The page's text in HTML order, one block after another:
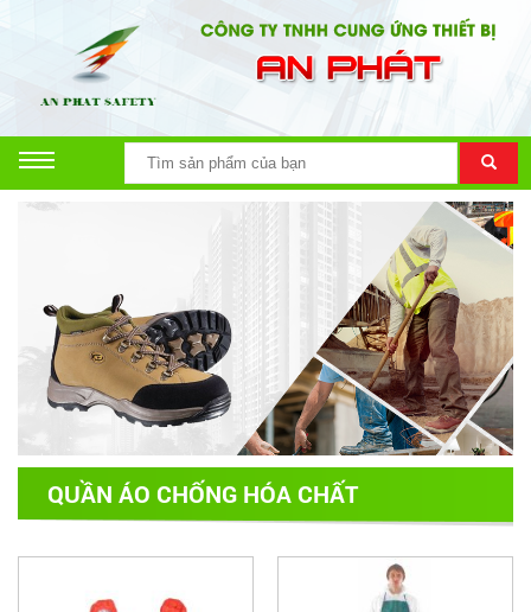
QUẦN ÁO CHỐNG HÓA CHẤT